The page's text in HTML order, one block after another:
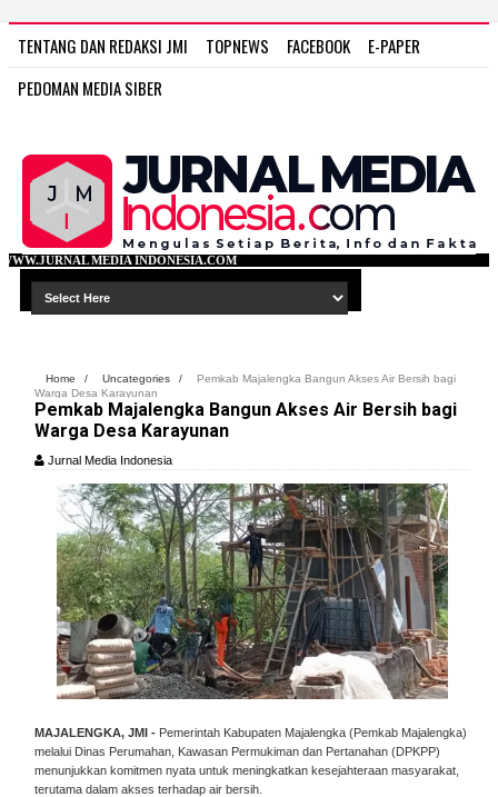
TENTANG DAN REDAKSI JMI TOPNEWS FACEBOOK
E-PAPER
PEDOMAN MEDIA SIBER
Home / Uncategories /
Pemkab Majalengka Bangun Akses Air Bersih bagi
Warga Desa Karayunan
Pemkab Majalengka Bangun Akses Air Bersih bagi
Warga Desa Karayunan
Jurnal Media Indonesia
MAJALENGKA, JMI - Pemerintah Kabupaten Majalengka (Pemkab Majalengka)
melalui Dinas Perumahan, Kawasan Permukiman dan Pertanahan (DPKPP)
menunjukkan komitmen nyata untuk meningkatkan kesejahteraan masyarakat,
terutama dalam akses terhadap air bersih.